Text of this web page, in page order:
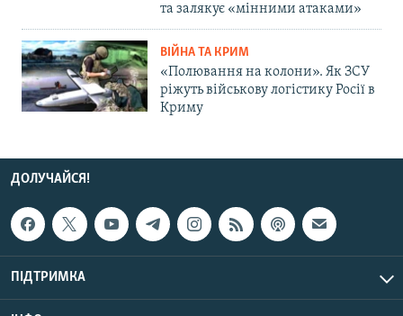
та залякує «мінними атаками»
ВІЙНА ТА КРИМ
«Полювання на колони». Як ЗСУ
ріжуть військову логістику Росії в
Криму
ДОЛУЧАЙСЯ!
ПІДТРИМКА